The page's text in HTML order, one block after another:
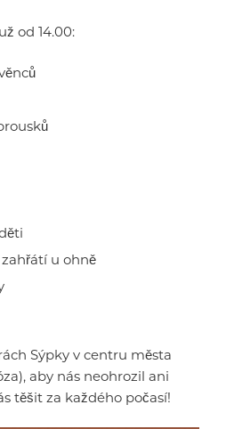
od 14.00:
u ohně
Sýpky v centru města
aby nás neohrozil ani
těšit za každého počasí!